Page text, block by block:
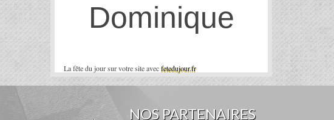
La fête du jour sur votre site avecfetedujour.fr
Dominique
NOS PARTENAIRES